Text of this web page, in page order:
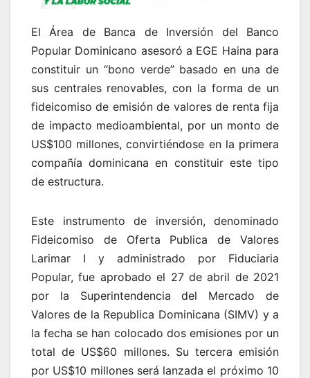
El Área de Banca de Inversión del Banco
Popular Dominicano asesoró a EGE Haina para
constituir un “bono verde” basado en una de
sus centrales renovables, con la forma de un
fideicomiso de emisión de valores de renta fija
de impacto medioambiental, por un monto de
US$100 millones, convirtiéndose en la primera
compañía dominicana en constituir este tipo
de estructura.
Este instrumento de inversión, denominado
Fideicomiso de Oferta Publica de Valores
Larimar I y administrado por Fiduciaria
Popular, fue aprobado el 27 de abril de 2021
por la Superintendencia del Mercado de
Valores de la Republica Dominicana (SIMV) y a
la fecha se han colocado dos emisiones por un
total de US$60 millones. Su tercera emisión
por US$10 millones será lanzada el próximo 10